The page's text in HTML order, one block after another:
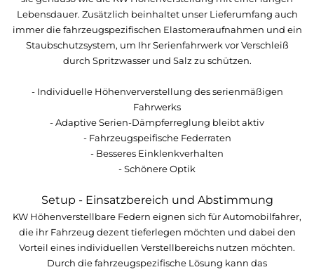
Lebensdauer. Zusätzlich beinhaltet unser Lieferumfang auch
immer die fahrzeugspezifischen Elastomeraufnahmen und ein
Staubschutzsystem, um Ihr Serienfahrwerk vor Verschleiß
durch Spritzwasser und Salz zu schützen.
- Individuelle Höhenververstellung des serienmäßigen
Fahrwerks
- Adaptive Serien-Dämpferreglung bleibt aktiv
- Fahrzeugspeifische Federraten
- Besseres Einklenkverhalten
- Schönere Optik
Setup - Einsatzbereich und Abstimmung
KW Höhenverstellbare Federn eignen sich für Automobilfahrer,
die ihr Fahrzeug dezent tieferlegen möchten und dabei den
Vorteil eines individuellen Verstellbereichs nutzen möchten.
Durch die fahrzeugspezifische Lösung kann das